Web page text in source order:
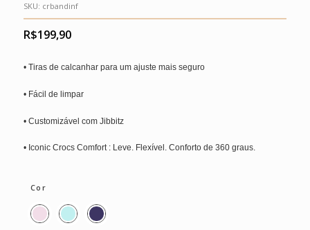
SKU: crbandinf
R$199,90
• Tiras de calcanhar para um ajuste mais seguro
• Fácil de limpar
• Customizável com Jibbitz
• Iconic Crocs Comfort : Leve. Flexível. Conforto de 360 graus.
Cor